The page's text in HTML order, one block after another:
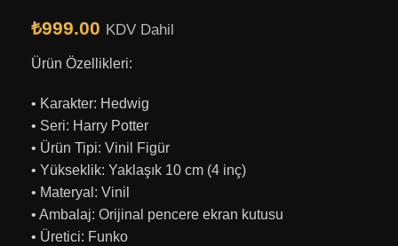
₺999.00 KDV Dahil
Ürün Özellikleri:
• Karakter: Hedwig
• Seri: Harry Potter
• Ürün Tipi: Vinil Figür
• Yükseklik: Yaklaşık 10 cm (4 inç)
• Materyal: Vinil
• Ambalaj: Orijinal pencere ekran kutusu
• Üretici: Funko